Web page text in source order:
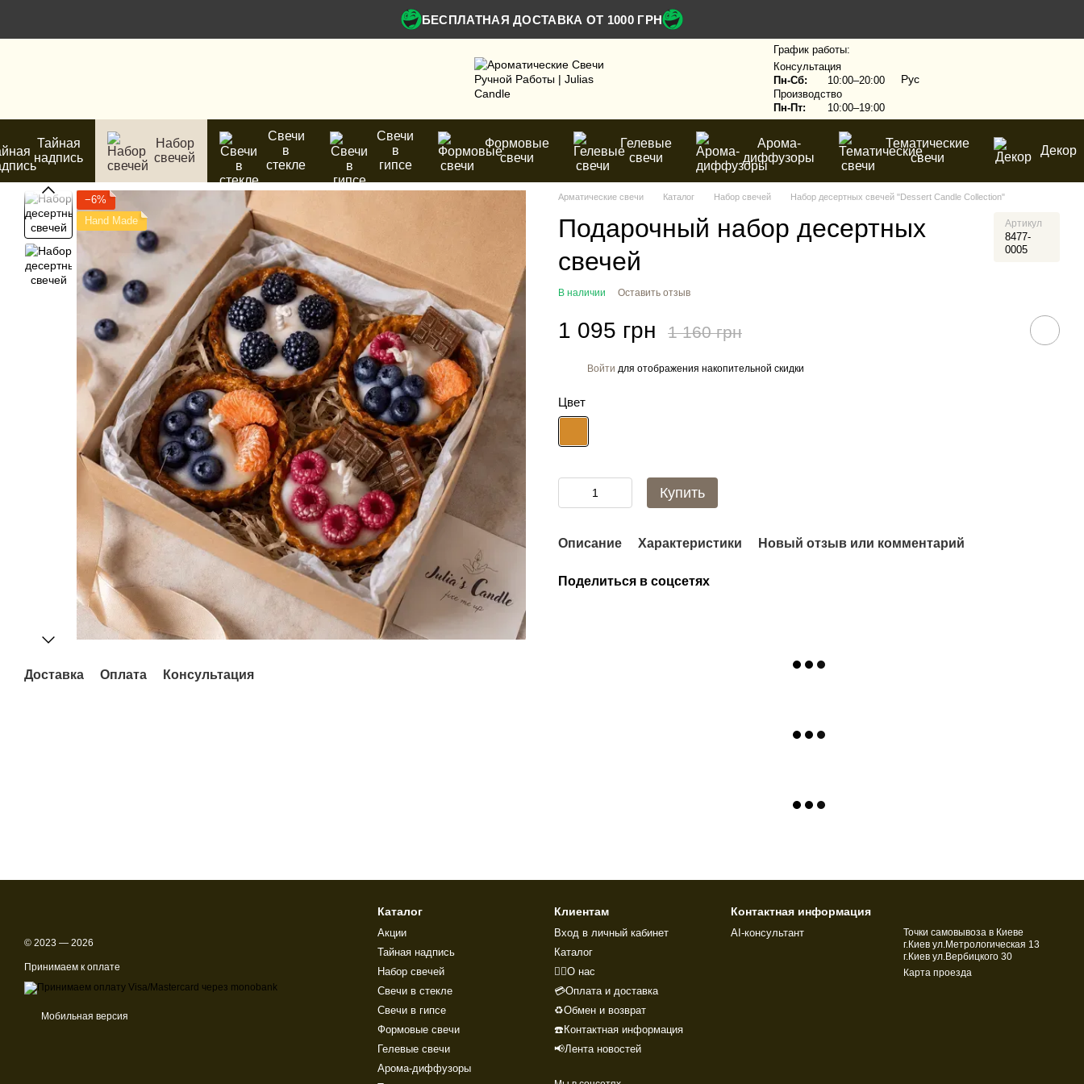
БЕСПЛАТНАЯ ДОСТАВКА ОТ 1000 ГРН
График работы:
Консультация
Пн-Сб:
10:00–20:00
Производство
Пн-Пт:
10:00–19:00
Рус
Тайная
надпись
Набор
свечей
Свечи
в
стекле
Свечи
в
гипсе
Формовые
свечи
Гелевые
свечи
Арома-
диффузоры
Тематические
свечи
Декор
−6%
Hand Made
Доставка Оплата Консультация
Арматические свечи Каталог Набор свечей Набор десертных свечей "Dessert Candle Collection"
Подарочный набор десертных
свечей
Артикул
8477-
0005
В наличии Оставить отзыв
1 095 грн 1 160 грн
Войти для отображения накопительной скидки
Цвет
Купить
Описание Характеристики Новый отзыв или комментарий
Поделиться в соцсетях
© 2023 — 2026
Принимаем к оплате
Мобильная версия
Каталог
Акции
Тайная надпись
Набор свечей
Свечи в стекле
Свечи в гипсе
Формовые свечи
Гелевые свечи
Арома-диффузоры
Клиентам
Вход в личный кабинет
Каталог
🙋‍♂️О нас
💳Оплата и доставка
♻️Обмен и возврат
☎️Контактная информация
📢Лента новостей
Контактная информация
AI-консультант
Точки самовывоза в Киеве
г.Киев ул.Метрологическая 13
г.Киев ул.Вербицкого 30
Карта проезда